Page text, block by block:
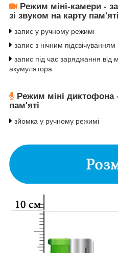
Режим міні-камери -
зі звуком на карту пам'яті
запис у ручному режимі
запис з нічним підсвічуванням
запис під час заряджання від
акумулятора
Режим міні диктофона
пам'яті
зйомка у ручному режимі